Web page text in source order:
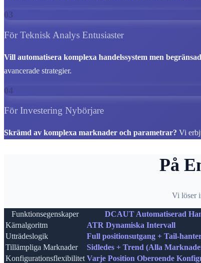
03
För Teknisk Analys Entusiaster
Vill automatisera komplexa handelssystem men
avancerade strategier.
04
För Investering Nybörjare
Skrämd av komplexa marknader och parametrar? Vi
På
Vi löser
Funktionsegenskaper DCAUT Automatiserad
Kärnalgoritm
ATR Dynamiska Intervall
Utträdeslogik
Full positionsutgang + Tail-
Tillämpliga Marknader
Sidledes + Trend (Alla
Konfigurationsflexibilitet Varje Position Oberoende